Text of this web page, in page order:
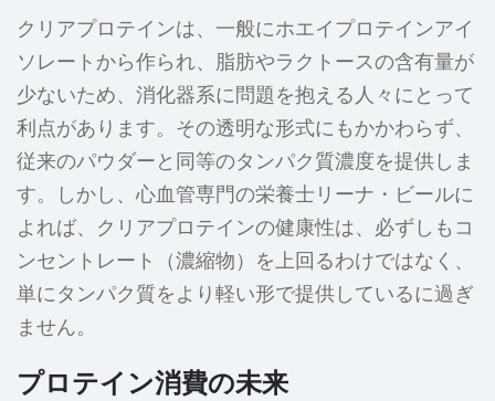
クリアプロテインは、一般にホエイプロテインアイ
ソレートから作られ、脂肪やラクトースの含有量が
少ないため、消化器系に問題を抱える人々にとって
利点があります。その透明な形式にもかかわらず、
従来のパウダーと同等のタンパク質濃度を提供しま
す。しかし、心血管専門の栄養士リーナ・ビールに
よれば、クリアプロテインの健康性は、必ずしもコ
ンセントレート（濃縮物）を上回るわけではなく、
単にタンパク質をより軽い形で提供しているに過ぎ
ません。
プロテイン消費の未来